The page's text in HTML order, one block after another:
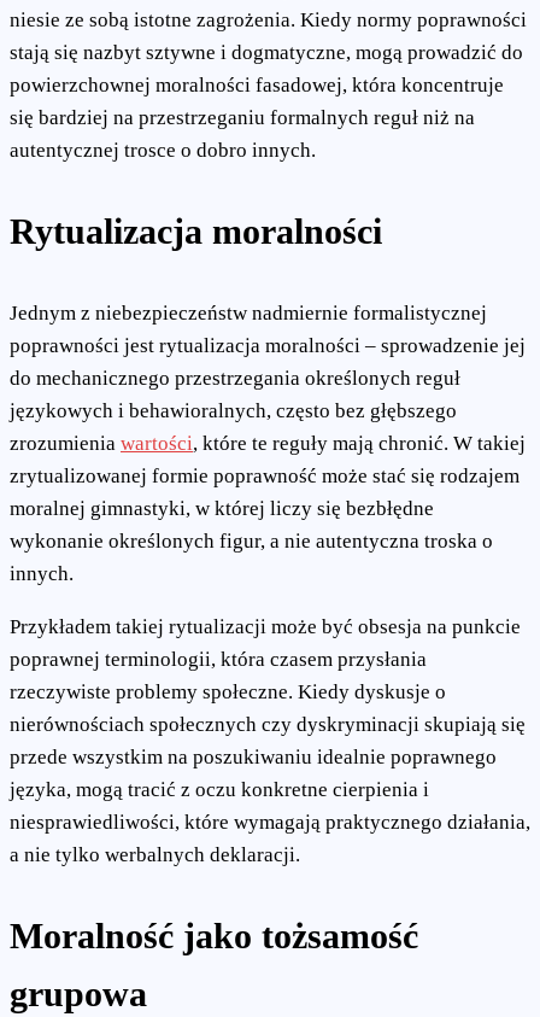
niesie ze sobą istotne zagrożenia. Kiedy normy poprawności
stają się nazbyt sztywne i dogmatyczne, mogą prowadzić do
powierzchownej moralności fasadowej, która koncentruje
się bardziej na przestrzeganiu formalnych reguł niż na
autentycznej trosce o dobro innych.
Rytualizacja moralności
Jednym z niebezpieczeństw nadmiernie formalistycznej
poprawności jest rytualizacja moralności – sprowadzenie jej
do mechanicznego przestrzegania określonych reguł
językowych i behawioralnych, często bez głębszego
zrozumienia wartości, które te reguły mają chronić. W takiej
zrytualizowanej formie poprawność może stać się rodzajem
moralnej gimnastyki, w której liczy się bezbłędne
wykonanie określonych figur, a nie autentyczna troska o
innych.
Przykładem takiej rytualizacji może być obsesja na punkcie
poprawnej terminologii, która czasem przysłania
rzeczywiste problemy społeczne. Kiedy dyskusje o
nierównościach społecznych czy dyskryminacji skupiają się
przede wszystkim na poszukiwaniu idealnie poprawnego
języka, mogą tracić z oczu konkretne cierpienia i
niesprawiedliwości, które wymagają praktycznego działania,
a nie tylko werbalnych deklaracji.
Moralność jako tożsamość
grupowa